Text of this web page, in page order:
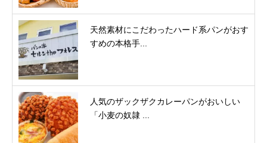
天然素材にこだわったハード系パンがおす
すめの本格手...
人気のザックザクカレーパンがおいしい
「小麦の奴隷 ...